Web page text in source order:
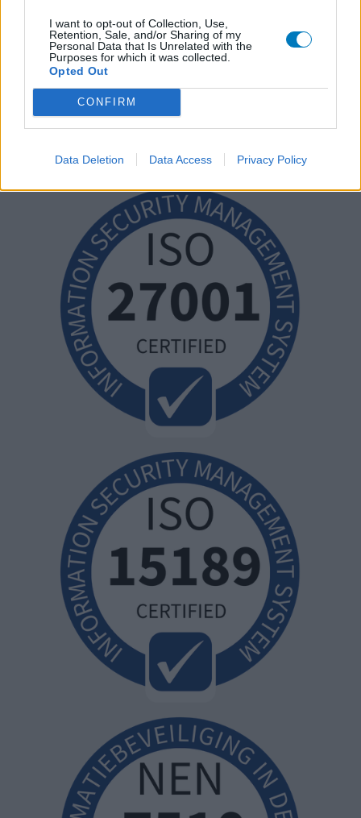
I want to opt-out of Collection, Use,
Retention, Sale, and/or Sharing of my
Personal Data that Is Unrelated with the
Purposes for which it was collected.
Opted Out
CONFIRM
Data Deletion Data Access Privacy Policy